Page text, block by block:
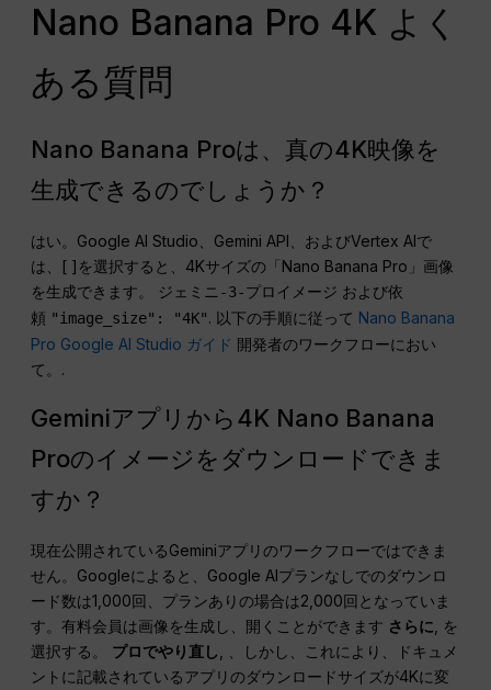
Nano Banana Pro 4K よく
ある質問
Nano Banana Proは、真の4K映像を
生成できるのでしょうか？
はい。Google AI Studio、Gemini API、およびVertex AIで
は、[ ]を選択すると、4Kサイズの「Nano Banana Pro」画像
を生成できます。
ジェミニ-3-プロイメージ および依
頼 "image_size": "4K". 以下の手順に従って Nano Banana
Pro Google AI Studio ガイド 開発者のワークフローにおい
て。.
Geminiアプリから4K Nano Banana
Proのイメージをダウンロードできま
すか？
現在公開されているGeminiアプリのワークフローではできま
せん。Googleによると、Google AIプランなしでのダウンロ
ード数は1,000回、プランありの場合は2,000回となっていま
す。有料会員は画像を生成し、開くことができます さらに , を
選択する。 プロでやり直し
, 、しかし、これにより、ドキュメ
ントに記載されているアプリのダウンロードサイズが4Kに変